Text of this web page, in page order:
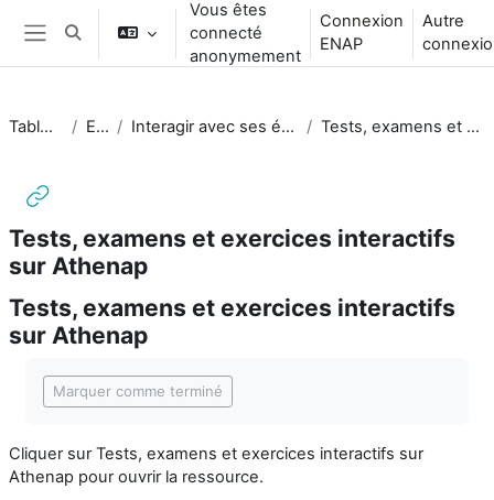
Passer au contenu principal
Panneau latéral
Activer/désactiver la saisie de recherche
Vous êtes
connecté
anonymement
Connexion
ENAP
Autre
Tableau de bord ENS_FAD Interagir avec ses étudiants à distance et les évaluer Tests, examens et exercices interactifs sur Athenap
Tests, examens et exercices interactifs
sur Athenap
Tests, examens et exercices interactifs
sur Athenap
Marquer comme terminé
Cliquer surTests, examens et exercices interactifs sur
Athenap pour ouvrir la ressource.